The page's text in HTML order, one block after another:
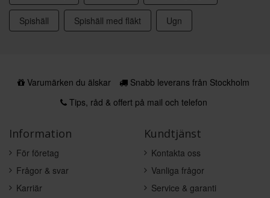
Spishäll Spishäll med fläkt Ugn
Varumärken du älskar
Snabb leverans från Stockholm
Tips, råd & offert på mail och telefon
Information
För företag
Frågor & svar
Karriär
Kundtjänst
Kontakta oss
Vanliga frågor
Service & garanti